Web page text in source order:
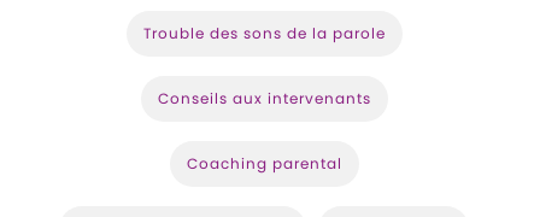
Trouble des sons de la parole
Conseils aux intervenants
Coaching parental